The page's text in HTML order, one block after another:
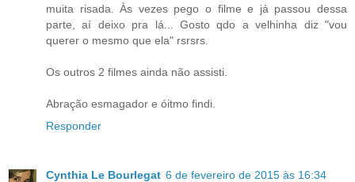
muita risada. Às vezes pego o filme e já passou dessa
parte, aí deixo pra lá... Gosto qdo a velhinha diz "vou
querer o mesmo que ela" rsrsrs.
Os outros 2 filmes ainda não assisti.
Abração esmagador e óitmo findi.
Responder
Cynthia Le Bourlegat 6 de fevereiro de 2015 às 16:34